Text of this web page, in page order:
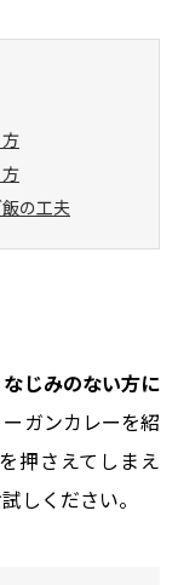
の工夫
じみのない方に
ガンカレーを紹
押さえてしまえ
しください。